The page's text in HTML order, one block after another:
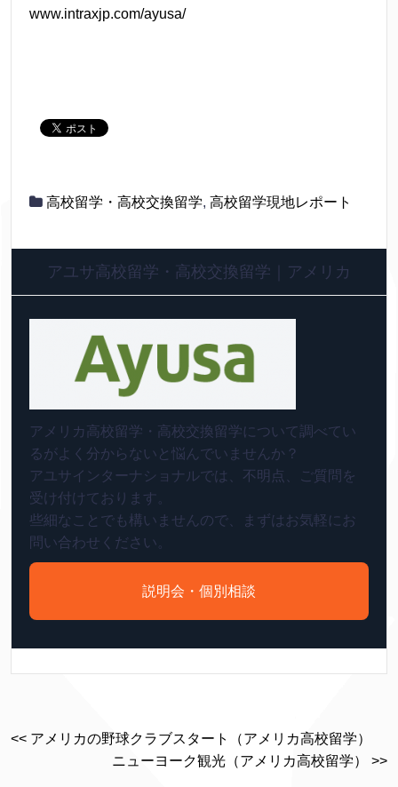
www.intraxjp.com/ayusa/
高校留学・高校交換留学, 高校留学現地レポート
アユサ高校留学・高校交換留学｜アメリカ
アメリカ高校留学・高校交換留学について調べてい
るがよく分からないと悩んでいませんか？
アユサインターナショナルでは、不明点、ご質問を
受け付けております。
些細なことでも構いませんので、まずはお気軽にお
問い合わせください。
説明会・個別相談
<< アメリカの野球クラブスタート（アメリカ高校留学）
ニューヨーク観光（アメリカ高校留学） >>